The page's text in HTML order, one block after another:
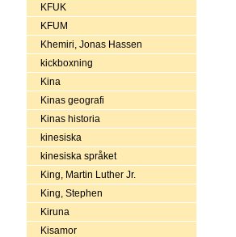
KFUK
KFUM
Khemiri, Jonas Hassen
kickboxning
Kina
Kinas geografi
Kinas historia
kinesiska
kinesiska språket
King, Martin Luther Jr.
King, Stephen
Kiruna
Kisamor